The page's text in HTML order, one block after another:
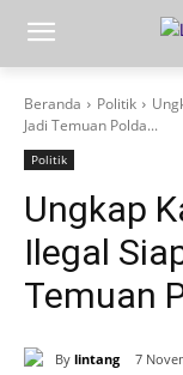
Beranda Politik
Jadi Temuan Polda...
Politik
Ungkap
Ilegal
Temuan
By lintang 7